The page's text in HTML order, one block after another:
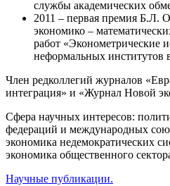
службы академических
2011 – первая премия Б.Л.
экономико –
работ «Эконометрические
неформальных институтов
Член редколлегий журналов
интеграция» и «Журнал Новой
Сфера научных интересов:
федераций и международных
экономика недемократических
экономика общественного
Научные публикации.